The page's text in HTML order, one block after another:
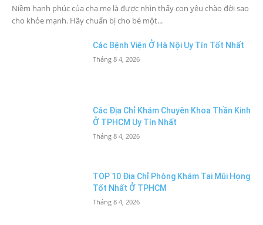
Niềm hạnh phúc của cha mẹ là được nhìn thấy con yêu chào đời sao
cho khỏe mạnh. Hãy chuẩn bị cho bé một...
Các Bệnh Viện Ở Hà Nội Uy Tín Tốt Nhất
Tháng 8 4, 2026
Các Địa Chỉ Khám Chuyên Khoa Thần Kinh
Ở TPHCM Uy Tín Nhất
Tháng 8 4, 2026
TOP 10 Địa Chỉ Phòng Khám Tai Mũi Họng
Tốt Nhất Ở TPHCM
Tháng 8 4, 2026